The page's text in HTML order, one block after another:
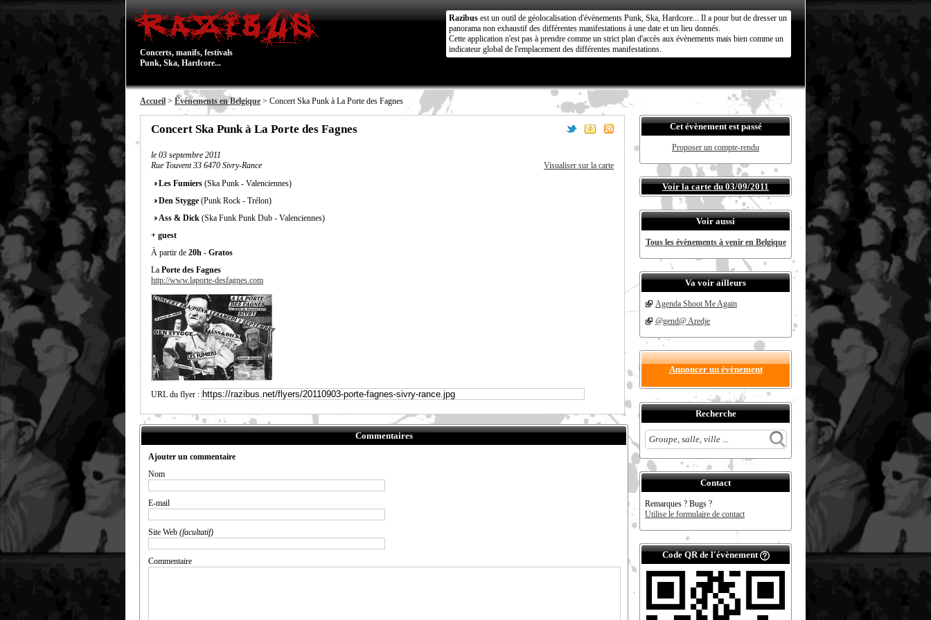
Concerts, manifs, festivals
Punk, Ska, Hardcore...
Razibus est un outil de géolocalisation d'évènements Punk, Ska, Hardcore... Il a pour but de dresser un
panorama non exhaustif des différentes manifestations à une date et un lieu donnés.
Cette application n'est pas à prendre comme un strict plan d'accès aux évènements mais bien comme un
indicateur global de l'emplacement des différentes manifestations.
Accueil > Évènements en Belgique > Concert Ska Punk à La Porte des Fagnes
Concert Ska Punk à La Porte des Fagnes
le 03 septembre 2011
Rue Touvent 33 6470 Sivry-Rance
Visualiser sur la carte
Les Fumiers (Ska Punk - Valenciennes)
Den Stygge (Punk Rock - Trélon)
Ass & Dick (Ska Funk Punk Dub - Valenciennes)
+ guest
À partir de 20h - Gratos
La Porte des Fagnes
http://www.laporte-desfagnes.com
URL du flyer :
Commentaires
Ajouter un commentaire
Nom
E-mail
Site Web (facultatif)
Commentaire
Cet évènement est passé
Proposer un compte-rendu
Voir la carte du 03/09/2011
Voir aussi
Tous les évènements à venir en Belgique
Va voir ailleurs
Agenda Shoot Me Again
@gend@ Aredje
Annoncer un évènement
Recherche
Contact
Remarques ? Bugs ?
Utilise le formulaire de contact
Code QR de l'évènement